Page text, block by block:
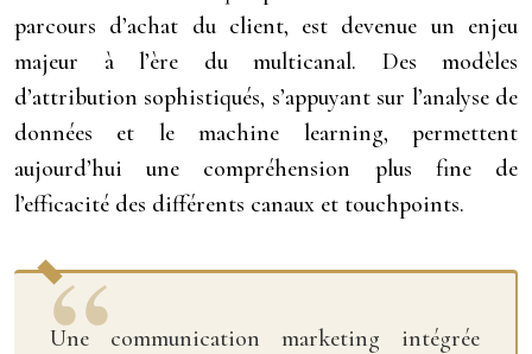
parcours d’achat du client, est devenue un enjeu
majeur à l’ère du multicanal. Des modèles
d’attribution sophistiqués, s’appuyant sur l’analyse de
données et le machine learning, permettent
aujourd’hui une compréhension plus fine de
l’efficacité des différents canaux et touchpoints.
Une communication marketing intégrée